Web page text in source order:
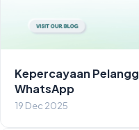
Kepercayaan
WhatsApp
19 Dec 2025